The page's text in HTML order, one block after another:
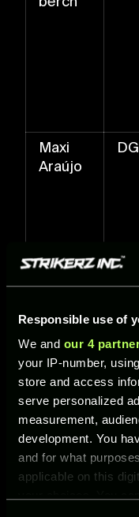
Responsible use of
We and our 4
your IP-number,
store and access
serve personalized
measurement,
development. You
and for what
applicable on this
Maxi
Araújo
DG
Martín
Batalla
MOC